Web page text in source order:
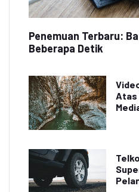
Penemuan Terbaru:
Beberapa Detik
Atas